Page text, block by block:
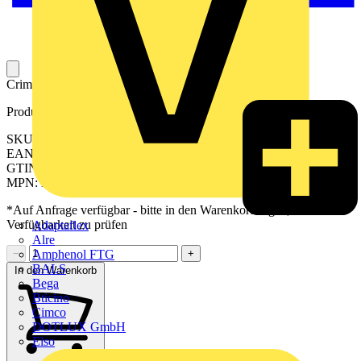
Adaptaflex
Alre
Amphenol FTG
BALS
Bega
Bticino
Cimco
DOTLUX GmbH
Elso
Crimpeinsatz für Crimpwerkzeuge.
Produktkennzeichen
SKU: 2577880000
EAN: 04050118590678
GTIN: 04050118590678
MPN: ES EPG 60/HPG AEH 120
*Auf Anfrage verfügbar - bitte in den Warenkorb legen, um
Verfügbarkeit zu prüfen
−
+
In den Warenkorb